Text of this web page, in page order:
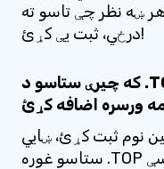
هر ښه نظر چې تاسو ته
درځي، ثبت یې کړئ!
که چیرې ستاسو د .TOP ډومین نوم شتون نلري، نو
ورسره اضافه کړئ
نوم ثبت کړئ، ښایي
ستاسو غوره .TOP ډومین نوم شتون ونلري. که داسې